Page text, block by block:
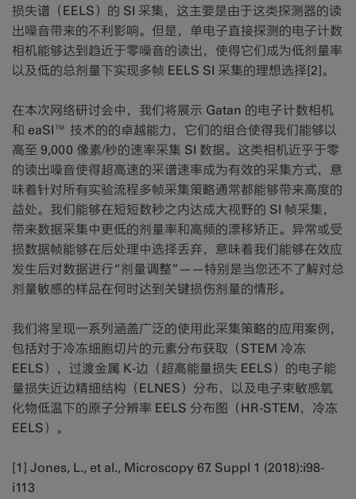
损失谱（EELS）的 SI 采集，这主要是由于这类探测器的读
出噪音带来的不利影响。但是，单电子直接探测的电子计数
相机能够达到趋近于零噪音的读出，使得它们成为低剂量率
以及低的总剂量下实现多帧 EELS SI 采集的理想选择[2]。
在本次网络研讨会中，我们将展示 Gatan 的电子计数相机
和 eaSI™ 技术的的卓越能力，它们的组合使得我们能够以
高至 9,000 像素/秒的速率采集 SI 数据。这类相机近乎于零
的读出噪音使得超高速的采谱速率成为有效的采集方式，意
味着针对所有实验流程多帧采集策略通常都能够带来高度的
益处。我们能够在短短数秒之内达成大视野的 SI 帧采集，
带来数据采集中更低的剂量率和高频的漂移矫正。异常或受
损数据帧能够在后处理中选择丢弃，意味着我们能够在效应
发生后对数据进行“剂量调整”——特别是当您还不了解对总
剂量敏感的样品在何时达到关键损伤剂量的情形。
我们将呈现一系列涵盖广泛的使用此采集策略的应用案例，
包括对于冷冻细胞切片的元素分布获取（STEM 冷冻
EELS），过渡金属 K-边（超高能量损失 EELS）的电子能
量损失近边精细结构（ELNES）分布，以及电子束敏感氧
化物低温下的原子分辨率 EELS 分布图（HR-STEM，冷冻
EELS）。
[1] Jones, L., et al., Microscopy 67. Suppl 1 (2018):i98-
i113